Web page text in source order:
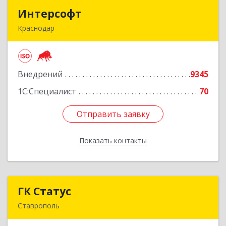
Интерсофт
Краснодар
Внедрений
9345
1С:Специалист
70
Отправить заявку
Показать контакты
Подробнее
Отправить заявку
Назад
ГК Статус
Ставрополь